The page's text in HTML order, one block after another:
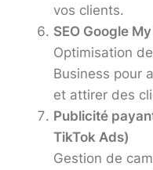
vos clients.
SEO Google
Optimisation
Business pour
et attirer des
Publicité
TikTok Ads)
Gestion de